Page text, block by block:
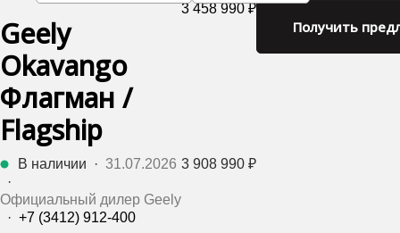
Geely
Okavango
Флагман /
Flagship
3 458 990 ₽
В наличии · 31.07.2026
·
Официальный дилер Geely
· +7 (3412) 912-400
3 908 990 ₽
Получить